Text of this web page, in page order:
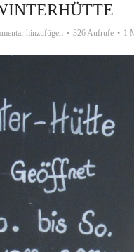
hinzufügen 326 Aufrufe 1